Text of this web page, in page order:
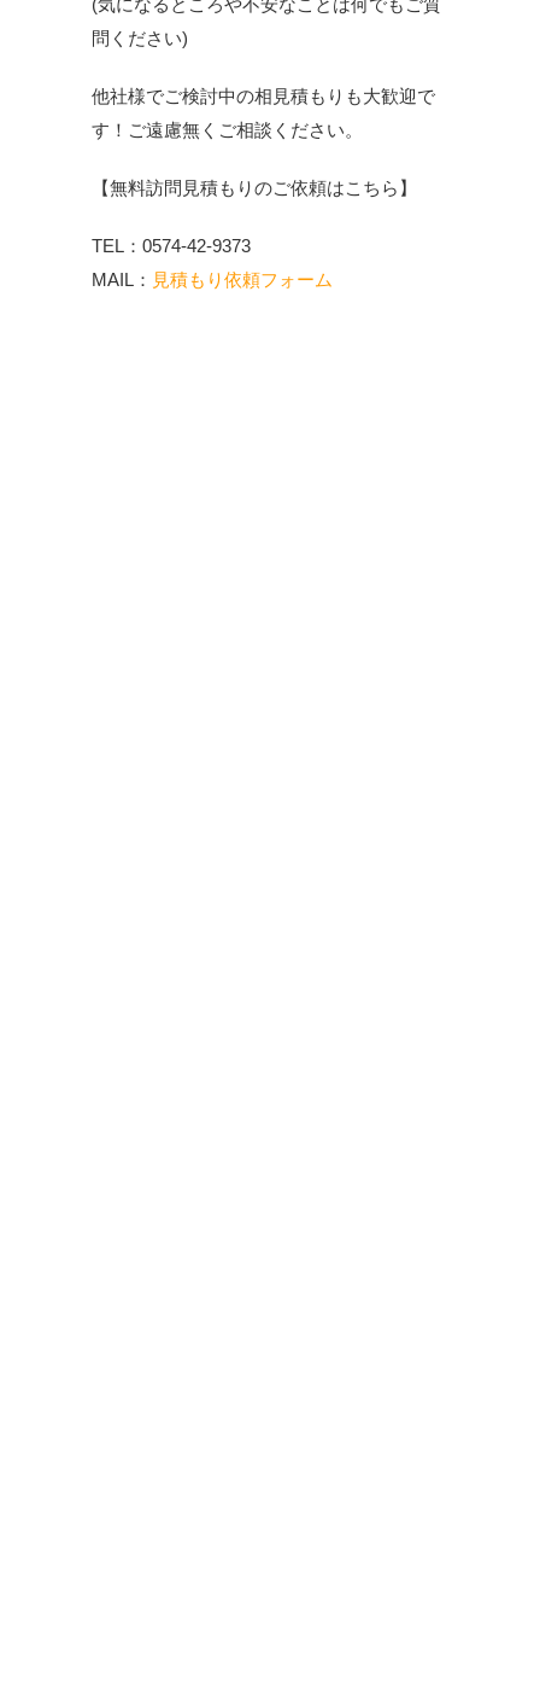
(気になるところや不安なことは何でもご質
問ください)
他社様でご検討中の相見積もりも大歓迎で
す！ご遠慮無くご相談ください。
【無料訪問見積もりのご依頼はこちら】
TEL：0574-42-9373
MAIL： 見積もり依頼フォーム